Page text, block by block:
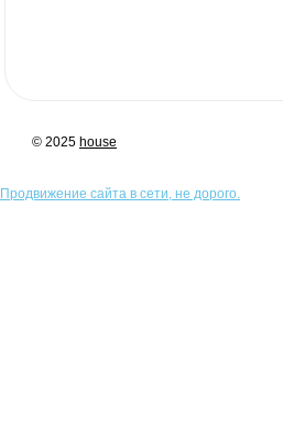
© 2025 house
Продвижение сайта в сети, не дорого.